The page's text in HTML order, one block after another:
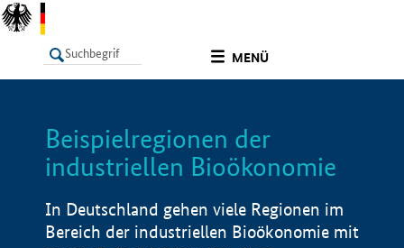
MENÜ
LISTE
Beispielregionen der
industriellen Bioökonomie
In Deutschland gehen viele Regionen im
Bereich der industriellen Bioökonomie mit